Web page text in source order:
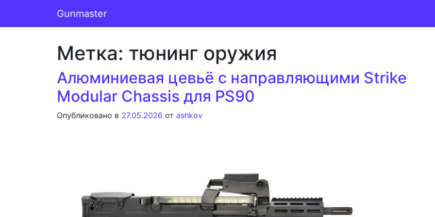
Основная навигация
Gunmaster
Метка: тюнинг оружия
Алюминиевая цевьё с направляющими Strike
Modular Chassis для PS90
Опубликовано в 27.05.2026 от ashkov